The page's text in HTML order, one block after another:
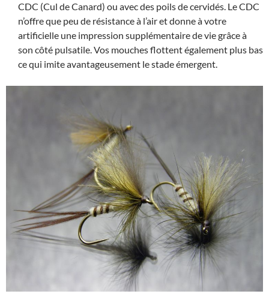
CDC (Cul de Canard) ou avec des poils de cervidés. Le CDC
n’offre que peu de résistance à l’air et donne à votre
artificielle une impression supplémentaire de vie grâce à
son côté pulsatile. Vos mouches flottent également plus bas
ce qui imite avantageusement le stade émergent.